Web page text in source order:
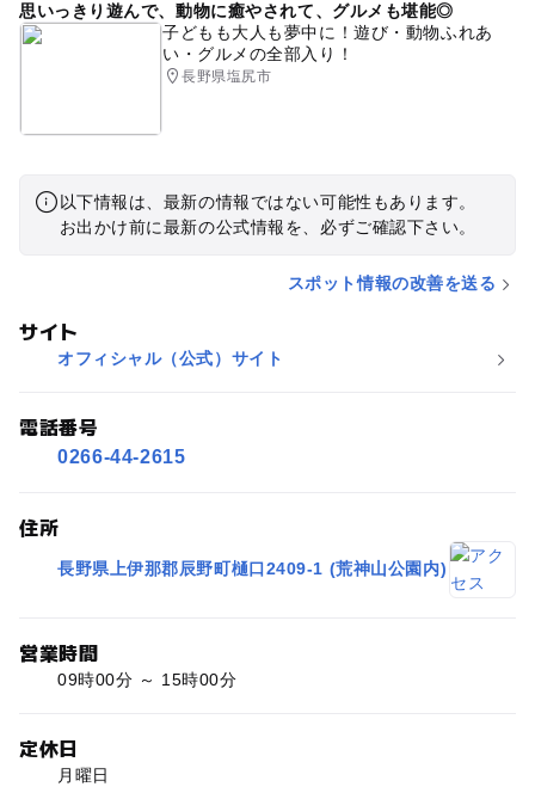
思いっきり遊んで、動物に癒やされて、グルメも堪能◎
子どもも大人も夢中に！遊び・動物ふれあ
い・グルメの全部入り！
長野県塩尻市
以下情報は、最新の情報ではない可能性もあります。
お出かけ前に最新の公式情報を、必ずご確認下さい。
スポット情報の改善を送る
サイト
オフィシャル（公式）サイト
電話番号
0266-44-2615
住所
長野県上伊那郡辰野町樋口2409-1 (荒神山公園内)
営業時間
09時00分 ～ 15時00分
定休日
月曜日